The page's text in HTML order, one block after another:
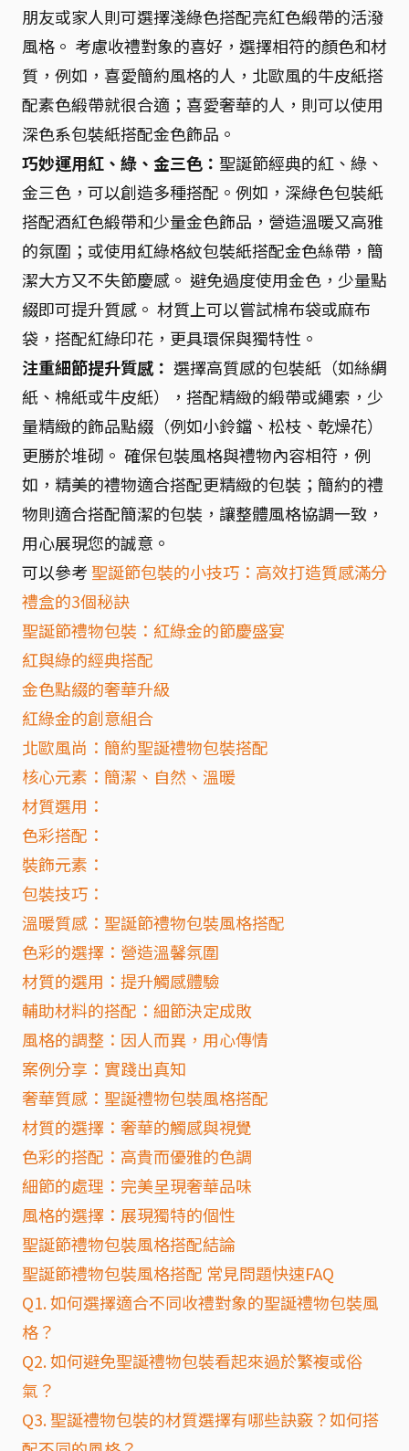
朋友或家人則可選擇淺綠色搭配亮紅色緞帶的活潑
風格。 考慮收禮對象的喜好，選擇相符的顏色和材
質，例如，喜愛簡約風格的人，北歐風的牛皮紙搭
配素色緞帶就很合適；喜愛奢華的人，則可以使用
深色系包裝紙搭配金色飾品。
巧妙運用紅、綠、金三色： 聖誕節經典的紅、綠、
金三色，可以創造多種搭配。例如，深綠色包裝紙
搭配酒紅色緞帶和少量金色飾品，營造溫暖又高雅
的氛圍；或使用紅綠格紋包裝紙搭配金色絲帶，簡
潔大方又不失節慶感。 避免過度使用金色，少量點
綴即可提升質感。 材質上可以嘗試棉布袋或麻布
袋，搭配紅綠印花，更具環保與獨特性。
注重細節提升質感： 選擇高質感的包裝紙（如絲綢
紙、棉紙或牛皮紙），搭配精緻的緞帶或繩索，少
量精緻的飾品點綴（例如小鈴鐺、松枝、乾燥花）
更勝於堆砌。 確保包裝風格與禮物內容相符，例
如，精美的禮物適合搭配更精緻的包裝；簡約的禮
物則適合搭配簡潔的包裝，讓整體風格協調一致，
用心展現您的誠意。
可以參考 聖誕節包裝的小技巧：高效打造質感滿分
禮盒的3個秘訣
聖誕節禮物包裝：紅綠金的節慶盛宴
紅與綠的經典搭配
金色點綴的奢華升級
紅綠金的創意組合
北歐風尚：簡約聖誕禮物包裝搭配
核心元素：簡潔、自然、溫暖
材質選用：
色彩搭配：
裝飾元素：
包裝技巧：
溫暖質感：聖誕節禮物包裝風格搭配
色彩的選擇：營造溫馨氛圍
材質的選用：提升觸感體驗
輔助材料的搭配：細節決定成敗
風格的調整：因人而異，用心傳情
案例分享：實踐出真知
奢華質感：聖誕禮物包裝風格搭配
材質的選擇：奢華的觸感與視覺
色彩的搭配：高貴而優雅的色調
細節的處理：完美呈現奢華品味
風格的選擇：展現獨特的個性
聖誕節禮物包裝風格搭配結論
聖誕節禮物包裝風格搭配 常見問題快速FAQ
Q1. 如何選擇適合不同收禮對象的聖誕禮物包裝風
格？
Q2. 如何避免聖誕禮物包裝看起來過於繁複或俗
氣？
Q3. 聖誕禮物包裝的材質選擇有哪些訣竅？如何搭